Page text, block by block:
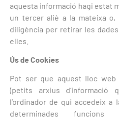
aquesta informació hagi estat
un tercer aliè a la mateixa
diligència per retirar les
elles.
Ús de Cookies
Pot ser que aquest lloc
(petits arxius
l’ordinador de qui accedeix
determinades